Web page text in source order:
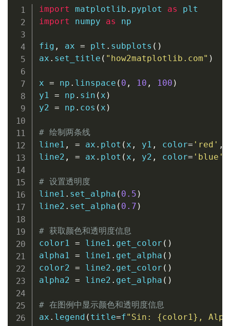
import matplotlib . pyplot as
import numpy as np
fig , ax = plt . subplots ( )
ax . set_title ( "how2matplotlib.com" )
x = np . linspace ( 0 , 10 , 100 )
y1 = np . sin ( x )
y2 = np . cos ( x )
# 绘制两条线
line1 , = ax . plot ( x , y1 , color= 'red' ,
line2 , = ax . plot ( x , y2 , color= 'blue'
# 设置透明度
line1 . set_alpha ( 0.5 )
line2 . set_alpha ( 0.7 )
# 获取颜色和透明度信息
color1 = line1 . get_color ( )
alpha1 = line1 . get_alpha ( )
color2 = line2 . get_color ( )
alpha2 = line2 . get_alpha ( )
# 在图例中显示颜色和透明度信息
ax . legend ( title=f"Sin: {color1} ,